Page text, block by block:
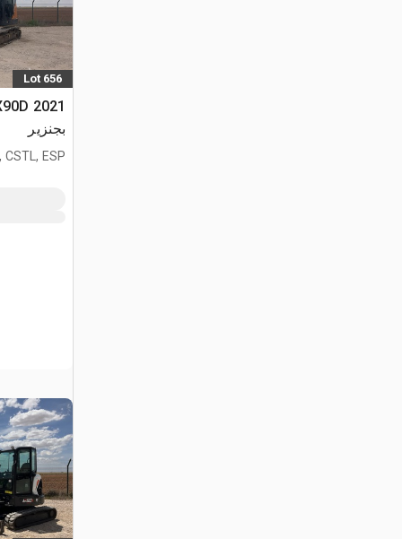
Lot 656
بجنزير
CSTL, ESP